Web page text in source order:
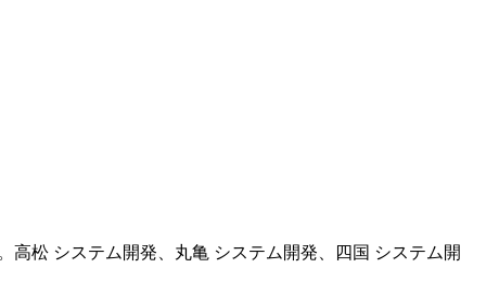
松 システム開発、丸亀 システム開発、四国 システム開